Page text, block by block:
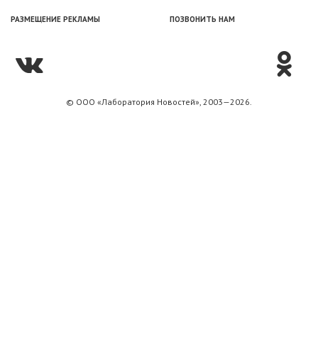
РАЗМЕЩЕНИЕ РЕКЛАМЫ ПОЗВОНИТЬ НАМ
© ООО «Лаборатория Новоcтей», 2003—2026.